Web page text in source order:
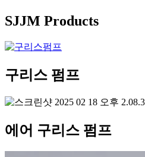
SJJM Products
구리스 펌프
에어 구리스 펌프